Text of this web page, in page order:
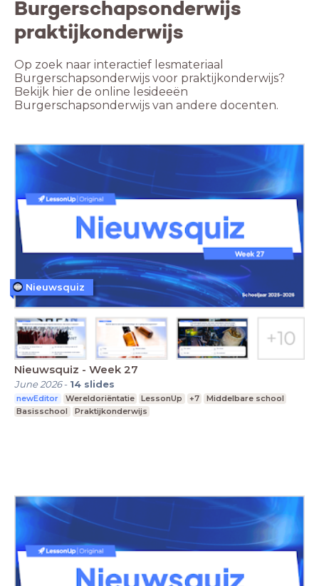
Burgerschapsonderwijs
praktijkonderwijs
Op zoek naar interactief lesmateriaal
Burgerschapsonderwijs voor praktijkonderwijs?
Bekijk hier de online lesideeën
Burgerschapsonderwijs van andere docenten.
Nieuwsquiz - Week 27
June 2026- 14 slides
newEditor Wereldoriëntatie LessonUp +7
Middelbare school
Basisschool
Praktijkonderwijs
Nieuwsquiz